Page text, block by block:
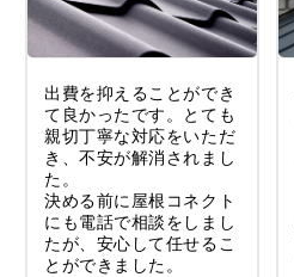
出費を抑えることができ
て良かったです。とても
親切丁寧な対応をいただ
き、不安が解消されまし
た。
決める前に屋根コネクト
にも電話で相談をしまし
たが、安心して任せるこ
とができました。